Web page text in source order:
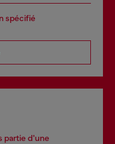
spécifié
partie d'une